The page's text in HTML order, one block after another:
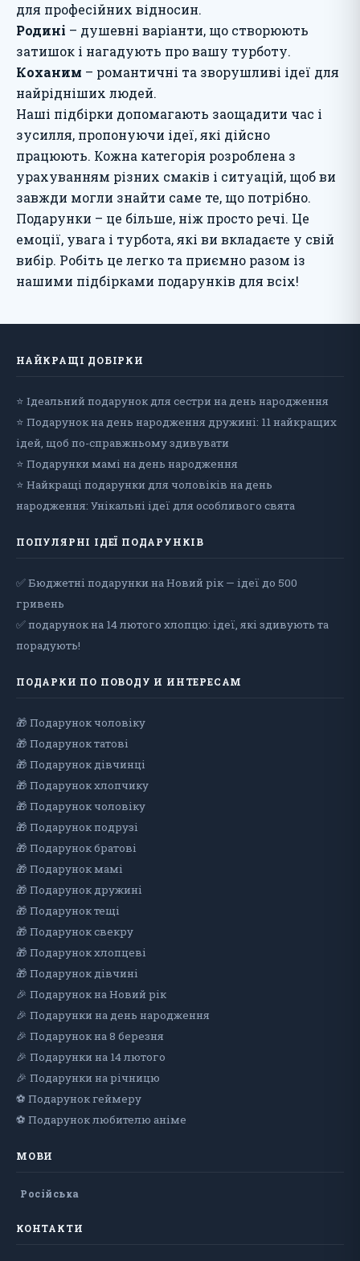
для професійних відносин.
Родині – душевні варіанти, що створюють
затишок і нагадують про вашу турботу.
Коханим – романтичні та зворушливі ідеї для
найрідніших людей.
Наші підбірки допомагають заощадити час і
зусилля, пропонуючи ідеї, які дійсно
працюють. Кожна категорія розроблена з
урахуванням різних смаків і ситуацій, щоб ви
завжди могли знайти саме те, що потрібно.
Подарунки – це більше, ніж просто речі. Це
емоції, увага і турбота, які ви вкладаєте у свій
вибір. Робіть це легко та приємно разом із
нашими підбірками подарунків для всіх!
НАЙКРАЩІ ДОБІРКИ
⭐ Ідеальний подарунок для сестри на день народження
⭐ Подарунок на день народження дружині: 11 найкращих
ідей, щоб по-справжньому здивувати
⭐ Подарунки мамі на день народження
⭐ Найкращі подарунки для чоловіків на день
народження: Унікальні ідеї для особливого свята
ПОПУЛЯРНІ ІДЕЇ ПОДАРУНКІВ
✅ Бюджетні подарунки на Новий рік — ідеї до 500
гривень
✅ подарунок на 14 лютого хлопцю: ідеї, які здивують та
порадують!
ПОДАРКИ ПО ПОВОДУ И ИНТЕРЕСАМ
🎁 Подарунок чоловiку
🎁 Подарунок татові
🎁 Подарунок дівчинці
🎁 Подарунок хлопчику
🎁 Подарунок чоловіку
🎁 Подарунок подрузі
🎁 Подарунок братові
🎁 Подарунок мамі
🎁 Подарунок дружині
🎁 Подарунок тещі
🎁 Подарунок свекру
🎁 Подарунок хлопцеві
🎁 Подарунок дiвчинi
🎉 Подарунок на Новий рік
🎉 Подарунки на день народження
🎉 Подарунок на 8 березня
🎉 Подарунки на 14 лютого
🎉 Подарунки на річницю
⚽ Подарунок геймеру
⚽ Подарунок любителю аніме
МОВИ
Російська
КОНТАКТИ